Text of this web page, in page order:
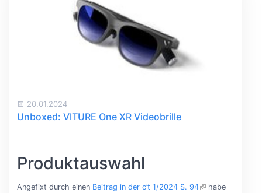
20.01.2024
Unboxed: VITURE One XR Videobrille
Produktauswahl
Angefixt durch einen Beitrag in der c’t 1/2024 S. 94
habe